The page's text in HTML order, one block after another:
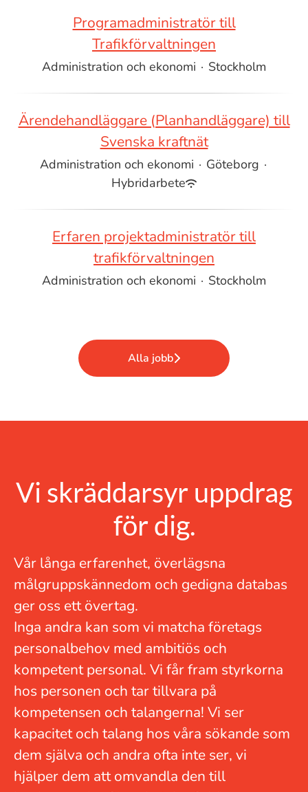
Programadministratör till
Trafikförvaltningen
Administration och ekonomi · Stockholm
Ärendehandläggare (Planhandläggare) till
Svenska kraftnät
Administration och ekonomi · Göteborg ·
Hybridarbete
Erfaren projektadministratör till
trafikförvaltningen
Administration och ekonomi · Stockholm
Alla jobb
Vi skräddarsyr uppdrag
för dig.
Vår långa erfarenhet, överlägsna
målgruppskännedom och gedigna databas
ger oss ett övertag.
Inga andra kan som vi matcha företags
personalbehov med ambitiös och
kompetent personal. Vi får fram styrkorna
hos personen och tar tillvara på
kompetensen och talangerna! Vi ser
kapacitet och talang hos våra sökande som
dem själva och andra ofta inte ser, vi
hjälper dem att omvandla den till